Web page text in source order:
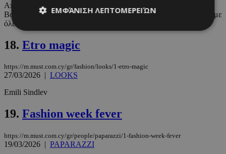
Από την συμπρωταγωνίστριά του στην ταινία «The Kissing
Booth», Joey King, μέχρι το φλερτ του με την Zendaya, αναλύουμε
όλες ...
18. Etro magic
https://m.must.com.cy/gr/fashion/looks/1-etro-magic
27/03/2026 | LOOKS
Emili Sindlev
19. Fashion week fever
https://m.must.com.cy/gr/people/paparazzi/1-fashion-week-fever
19/03/2026 | PAPARAZZI
ΕΜΦΆΝΙΣΗ ΛΕΠΤΟΜΕΡΕΙΏΝ
Απολύτως απαραίτητα
Στόχευσης
Λειτουργικότητας
σύνδεση χρήστη και τη διαχείριση λογαριασμού.
Ο ιστότοπος δεν μπορεί να χρησιμοποιηθεί σωστά
Ονοματεπώνυμο